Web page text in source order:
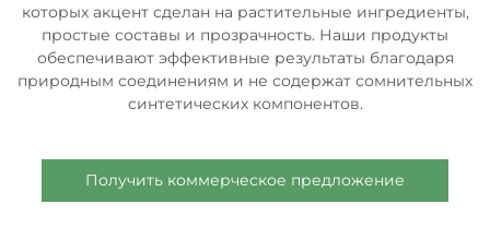
которых акцент сделан на растительные ингредиенты,
простые составы и прозрачность. Наши продукты
обеспечивают эффективные результаты благодаря
природным соединениям и не содержат сомнительных
синтетических компонентов.
Получить коммерческое предложение